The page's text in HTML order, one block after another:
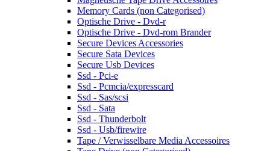
Memory Cards (non Categorised)
Optische Drive - Dvd-r
Optische Drive - Dvd-rom Brander
Secure Devices Accessories
Secure Sata Devices
Secure Usb Devices
Ssd - Pci-e
Ssd - Pcmcia/expresscard
Ssd - Sas/scsi
Ssd - Sata
Ssd - Thunderbolt
Ssd - Usb/firewire
Tape / Verwisselbare Media Accessoires